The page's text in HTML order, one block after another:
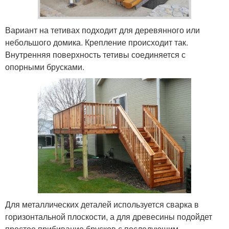
Вариант на тетивах подходит для деревянного или
небольшого домика. Крепление происходит так.
Внутренняя поверхность тетивы соединяется с
опорными брусками.
Для металлических деталей используется сварка в
горизонтальной плоскости, а для древесины подойдет